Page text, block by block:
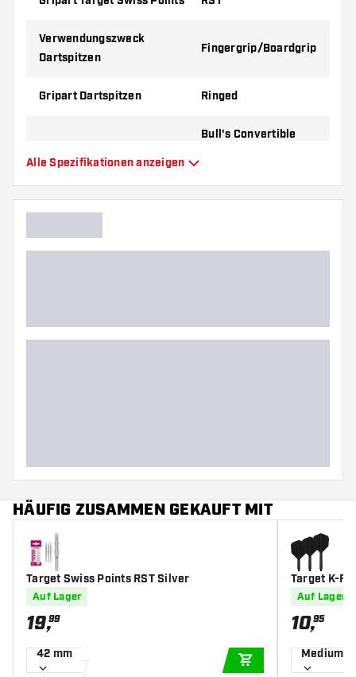
Verwendungszweck
Dartspitzen
Fingergrip/Boardgrip
Gripart Dartspitzen Ringed
Geeignet für
Bull's Convertible
Winmau Switch
Gripzone Dartspitzen Hinten
Alle Spezifikationen anzeigen
HÄUFIG ZUSAMMEN GEKAUFT MIT
Target Swiss Points RST Silver
Auf Lager
19,99
42 mm
IN DEN
Target K-
Auf Lager
10,95
Medium